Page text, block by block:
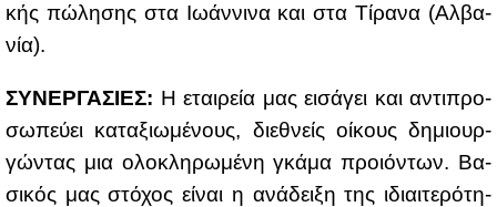
κής πώ­λη­σης στα Ιω­άν­νι­να και στα Τί­ρα­να (Αλ­βα­
νία).
ΣΥ­ΝΕΡ­ΓΑ­ΣΙΕΣ: Η εται­ρεία μας ει­σά­γει και αντι­προ­
σω­πεύ­ει κα­τα­ξιω­μέ­νους, διε­θνείς οί­κους δη­μιουρ­
γώ­ντας μια ολο­κλη­ρω­μέ­νη γκά­μα προιό­ντων. Βα­
σι­κός μας στό­χος εί­ναι η ανά­δει­ξη της ιδιαι­τε­ρό­τη­